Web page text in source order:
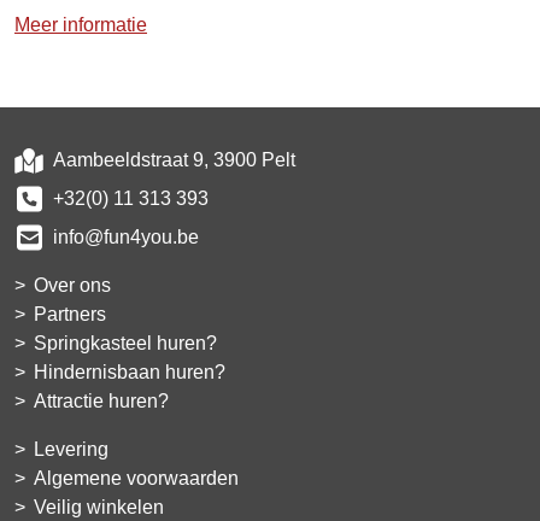
Meer informatie
Aambeeldstraat 9, 3900 Pelt
+32(0) 11 313 393
info@fun4you.be
Over ons
Partners
Springkasteel huren?
Hindernisbaan huren?
Attractie huren?
Levering
Algemene voorwaarden
Veilig winkelen